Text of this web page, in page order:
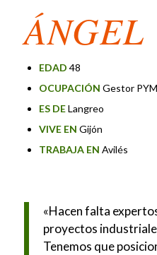
ÁNGEL
EDAD 48
OCUPACIÓN Gestor
ES DELangreo
VIVE EN Gijón
TRABAJA EN Avilés
«Hacen falta
proyectos
Tenemos que